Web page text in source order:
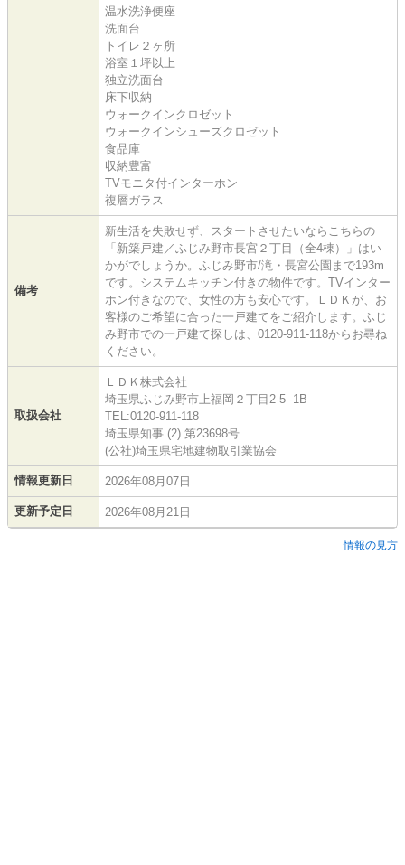
温水洗浄便座
洗面台
トイレ２ヶ所
浴室１坪以上
独立洗面台
床下収納
ウォークインクロゼット
ウォークインシューズクロゼット
食品庫
収納豊富
TVモニタ付インターホン
複層ガラス
備考
新生活を失敗せず、スタートさせたいならこちらの
「新築戸建／ふじみ野市長宮２丁目（全4棟）」はい
かがでしょうか。ふじみ野市/滝・長宮公園まで193m
です。システムキッチン付きの物件です。TVインター
ホン付きなので、女性の方も安心です。ＬＤＫが、お
客様のご希望に合った一戸建てをご紹介します。ふじ
み野市での一戸建て探しは、0120-911-118からお尋ね
ください。
取扱会社
ＬＤＫ株式会社
埼玉県ふじみ野市上福岡２丁目2-5 -1B
TEL:0120-911-118
埼玉県知事 (2) 第23698号
(公社)埼玉県宅地建物取引業協会
情報更新日 2026年08月07日
更新予定日 2026年08月21日
情報の見方